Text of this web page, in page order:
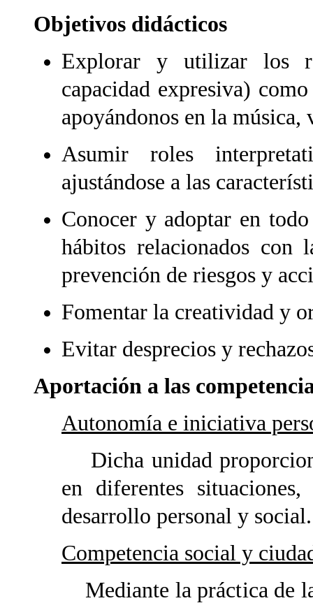
Objetivos didácticos
Explorar y utilizar los
capacidad expresiva)
apoyándonos en la música,
Asumir roles
ajustándose a las
Conocer y adoptar en
hábitos relacionados con
prevención de riesgos y
Fomentar la creatividad y
Evitar desprecios y
Aportación a las
Autonomía e iniciativa
Dicha unidad
en diferentes
desarrollo personal y social.
Competencia social y
Mediante la práctica de